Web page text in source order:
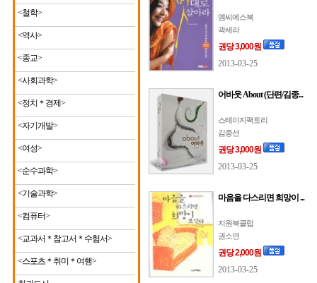
<철학>
<역사>
<종교>
<사회과학>
<정치＊경제>
<자기개발>
<여성>
<순수과학>
<기술과학>
<컴퓨터>
<교과서＊참고서＊수험서>
<스포츠＊취미＊여행>
엠씨에스북
곽세라
권당 3,000원
2013-03-25
어바웃 About (단편/김종...
스테이지팩토리
김종선
권당 3,000원
2013-03-25
마음을 다스리면 희망이 ...
지원북클럽
권소연
권당 2,000원
2013-03-25